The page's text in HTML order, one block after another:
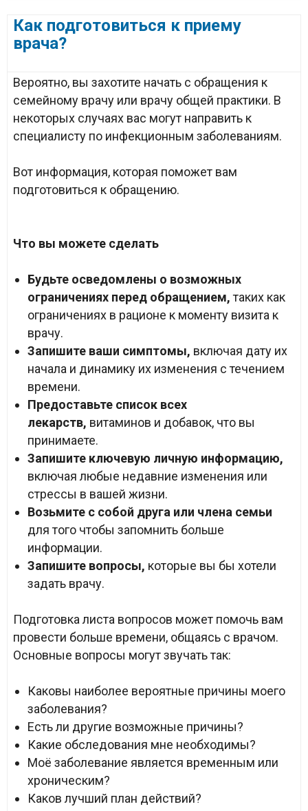
Как подготовиться к приему
врача?
Вероятно, вы захотите начать с обращения к
семейному врачу или врачу общей практики. В
некоторых случаях вас могут направить к
специалисту по инфекционным заболеваниям.
Вот информация, которая поможет вам
подготовиться к обращению.
Что вы можете сделать
Будьте осведомлены о возможных
ограничениях перед обращением,таких как
ограничениях в рационе к моменту визита к
врачу.
Запишите ваши симптомы, включая дату их
начала и динамику их изменения с течением
времени.
Предоставьте список всех
лекарств, витаминов и добавок, что вы
принимаете.
Запишите ключевую личную информацию,
включая любые недавние изменения или
стрессы в вашей жизни.
Возьмите с собой друга или члена семьи
для того чтобы запомнить больше
информации.
Запишите вопросы, которые вы бы хотели
задать врачу.
Подготовка листа вопросов может помочь вам
провести больше времени, общаясь с врачом.
Основные вопросы могут звучать так:
Каковы наиболее вероятные причины моего
заболевания?
Есть ли другие возможные причины?
Какие обследования мне необходимы?
Моё заболевание является временным или
хроническим?
Каков лучший план действий?